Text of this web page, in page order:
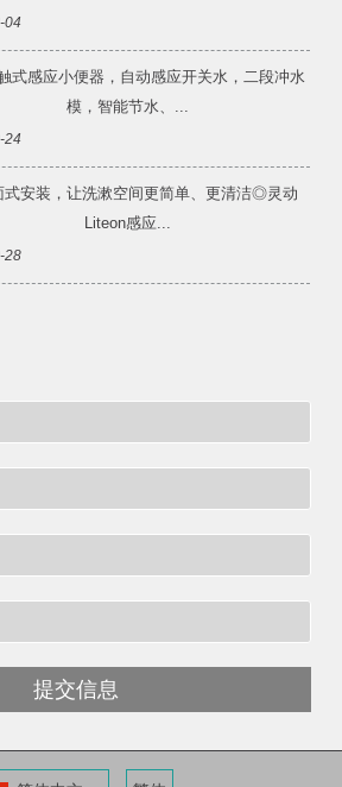
04
式感应小便器，自动感应开关水，二段冲水
模，智能节水、...
24
安装，让洗漱空间更简单、更清洁◎灵动
Liteon感应...
28
提交信息